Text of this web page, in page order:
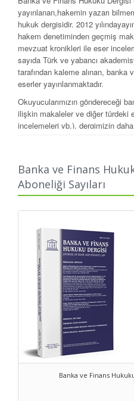
yayınlanan,hakemin yazarı
hukuk dergisidir. 2012
hakem deneti­minden geçmiş
mev­zuat kro­nikleri ile eser
sayıda Türk ve ya­bancı
tarafından kaleme alınan,
eserler yayınlan­maktadır.
Okuyucularımızın göndereceği
ilişkin makaleler ve diğer türdeki
incele­meleri vb.), dergimizin
adresindeyer verilmiştir.
demic law journal published
year,concentrating on issues of
considers for publication
discussions of legislative
publication life begins at 2012.
works concerningbank and
practitioners around the globe.
We welcome your
comments or reviews on topics
perspectives on bank and
supportour jour­nal will progress.
Detailed information aboutour
https://legal.com.tr/dergi/
Banka ve Finans
Aboneliği Sayıları
Banka ve Finans